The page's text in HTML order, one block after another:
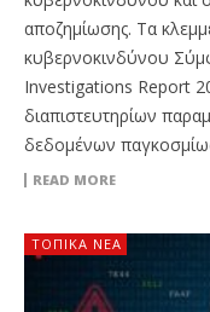
αποζημίωσης. Τα
κυβερνοκινδύνου
Investigations Report
διαπιστευτηρίων
δεδομένων
READ MORE
ΤΟΠΙΚΑ ΝΕΑ